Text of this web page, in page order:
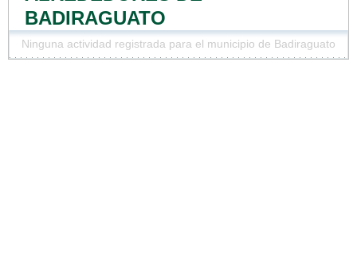
BADIRAGUATO
Ninguna actividad registrada para el municipio de Badiraguato